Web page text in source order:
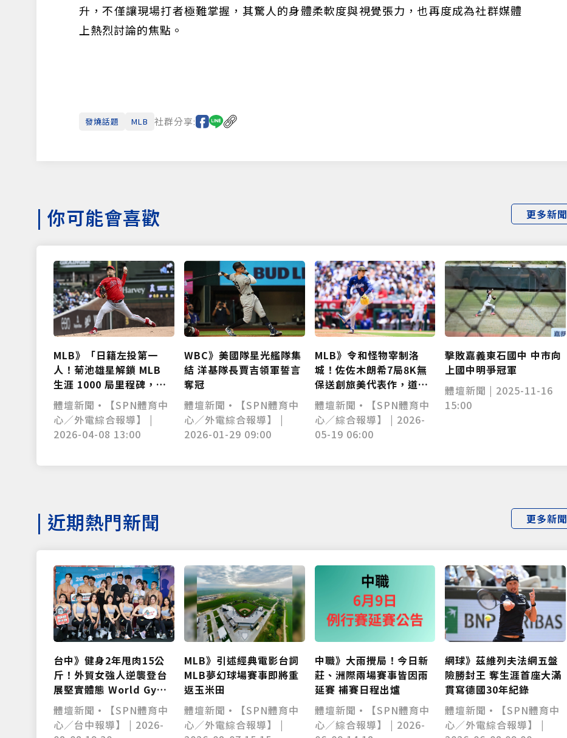
升，不僅讓現場打者極難掌握，其驚人的身體柔軟度與視覺張力，也再度成為社群媒體
上熱烈討論的焦點。
發燒話題 MLB 社群分享:
| 你可能會喜歡 更多新聞
MLB》「日籍左投第一
人！菊池雄星解鎖 MLB
生涯 1000 局里程碑，晉
升日本傳奇投手殿堂」
體壇新聞•【SPN體育中
心／外電綜合報導】 |
2026-04-08 13:00
WBC》美國隊星光艦隊集
結 洋基隊長賈吉領軍誓言
奪冠
體壇新聞•【SPN體育中
心／外電綜合報導】 |
2026-01-29 09:00
MLB》令和怪物宰制洛
城！佐佐木朗希7局8K無
保送創旅美代表作，道奇
橫掃天使豪取5連勝
體壇新聞•【SPN體育中
心／綜合報導】 | 2026-
05-19 06:00
擊敗嘉義東石國中 中市向
上國中明爭冠軍
體壇新聞 | 2025-11-16
15:00
| 近期熱門新聞 更多新聞
台中》健身2年甩肉15公
斤！外貿女強人逆襲登台
展堅實體態 World Gym
盛事移師台中開戰
體壇新聞•【SPN體育中
心／台中報導】 | 2026-
MLB》引述經典電影台詞
MLB夢幻球場賽事即將重
返玉米田
體壇新聞•【SPN體育中
心／外電綜合報導】 |
中職》大雨攪局！今日新
莊、洲際兩場賽事皆因雨
延賽 補賽日程出爐
體壇新聞•【SPN體育中
心／綜合報導】 | 2026-
網球》茲維列夫法網五盤
險勝封王 奪生涯首座大滿
貫寫德國30年紀錄
體壇新聞•【SPN體育中
心／外電綜合報導】 |